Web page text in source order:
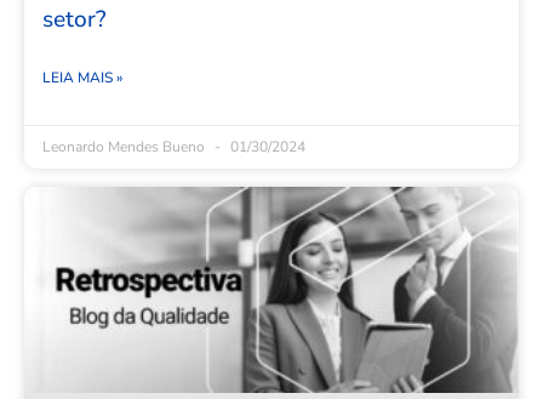
setor?
LEIA MAIS »
Leonardo Mendes Bueno 01/30/2024